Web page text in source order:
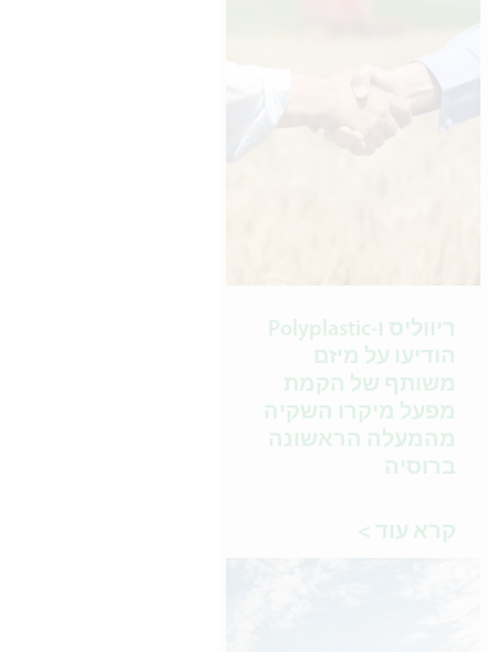
ריווליס ו-Polyplastic
הודיעו על מיזם
משותף של הקמת
מפעל מיקרו השקיה
מהמעלה הראשונה
ברוסיה
קרא עוד >